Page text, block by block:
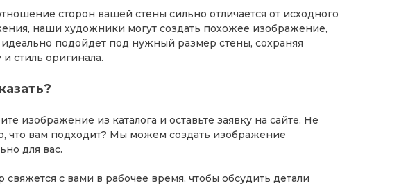
сторон вашей стены сильно отличается от исходного
наши художники могут создать похожее изображение,
идеально подойдет под нужный размер стены, сохраняя
и стиль оригинала.
изображение из каталога и оставьте заявку на сайте. Не
что вам подходит? Мы можем создать изображение
для вас.
свяжется с вами в рабочее время, чтобы обсудить детали